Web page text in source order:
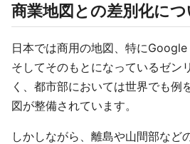
商業地図との差別化につ
日本では商用の地図、特にGoogle
そしてそのもとになっているゼン
く、都市部においては世界でも例
図が整備されています。
しかしながら、離島や山間部など